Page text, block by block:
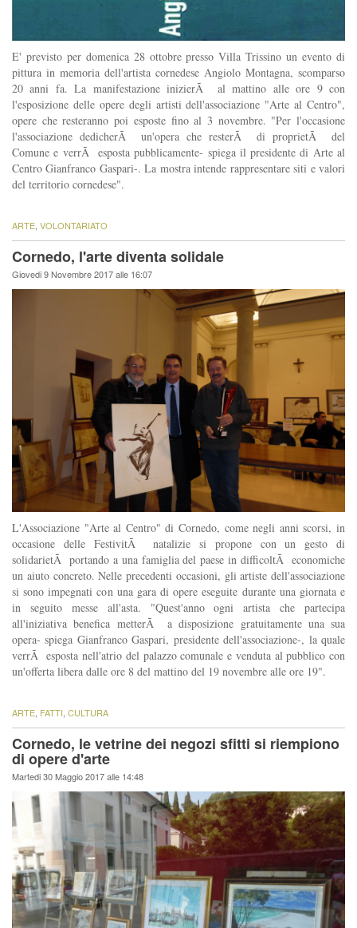
E' previsto per domenica 28 ottobre presso Villa Trissino un evento di
pittura in memoria dell'artista cornedese Angiolo Montagna, scomparso
20 anni fa. La manifestazione inizierÃ al mattino alle ore 9 con
l'esposizione delle opere degli artisti dell'associazione "Arte al Centro",
opere che resteranno poi esposte fino al 3 novembre. "Per l'occasione
l'associazione dedicherÃ un'opera che resterÃ di proprietÃ del
Comune e verrÃ esposta pubblicamente- spiega il presidente di Arte al
Centro Gianfranco Gaspari-. La mostra intende rappresentare siti e valori
del territorio cornedese".
ARTE VOLONTARIATO
Cornedo, l'arte diventa solidale
Giovedi 9 Novembre 2017 alle 16:07
L'Associazione "Arte al Centro" di Cornedo, come negli anni scorsi, in
occasione delle FestivitÃ natalizie si propone con un gesto di
solidarietÃ portando a una famiglia del paese in difficoltÃ economiche
un aiuto concreto. Nelle precedenti occasioni, gli artiste dell'associazione
si sono impegnati con una gara di opere eseguite durante una giornata e
in seguito messe all'asta. "Quest'anno ogni artista che partecipa
all'iniziativa benefica metterÃ a disposizione gratuitamente una sua
opera- spiega Gianfranco Gaspari, presidente dell'associazione-, la quale
verrÃ esposta nell'atrio del palazzo comunale e venduta al pubblico con
un'offerta libera dalle ore 8 del mattino del 19 novembre alle ore 19".
ARTE FATTI CULTURA
Cornedo, le vetrine dei negozi sfitti si riempiono
di opere d'arte
Martedi 30 Maggio 2017 alle 14:48